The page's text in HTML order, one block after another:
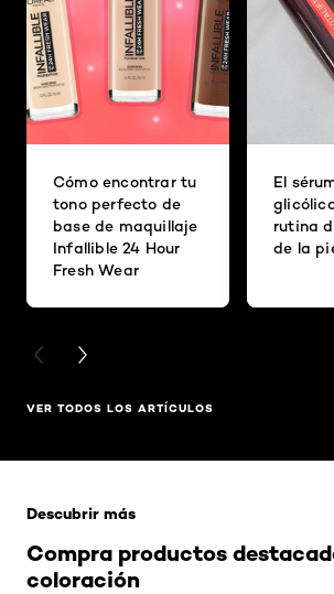
Cómo encontrar tu
tono perfecto de
base de maquillaje
Infallible 24 Hour
Fresh Wear
El
rutina
de la
PREVIOUS CARD
NEXT CARD
VER TODOS LOS ARTÍCULOS
Compra productos
coloración
Descubrir más